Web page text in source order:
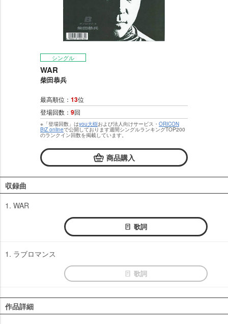
シングル
WAR
柴田恭兵
最高順位： 13位
登場回数： 9回
※「登場回数」はyou大樹および法人向けサービス・ ORICON
BiZ onlineで公開しております週間シングルランキングTOP200
のランクイン回数を掲載しています。
商品購入
収録曲
1. WAR
歌詞
1. ラブロマンス
歌詞
作品詳細